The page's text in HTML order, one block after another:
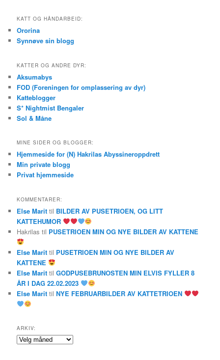
KATT OG HÅNDARBEID:
Ororina
Synnøve sin blogg
KATTER OG ANDRE DYR:
Aksumabys
FOD (Foreningen for omplassering av dyr)
Katteblogger
S* Nightmist Bengaler
Sol & Måne
MINE SIDER OG BLOGGER:
Hjemmeside for (N) Hakrilas Abyssineroppdrett
Min private blogg
Privat hjemmeside
KOMMENTARER:
Else Marit til BILDER AV PUSETRIOEN, OG LITT
KATTEHUMOR
Hakrilas til PUSETRIOEN MIN OG NYE BILDER AV KATTENE
Else Marit til PUSETRIOEN MIN OG NYE BILDER AV
KATTENE
Else Marit tilGODPUSEBRUNOSTEN MIN ELVIS FYLLER 8
ÅR I DAG 22.02.2023
Else Marit tilNYE FEBRUARBILDER AV KATTETRIOEN
ARKIV:
Arkiv: